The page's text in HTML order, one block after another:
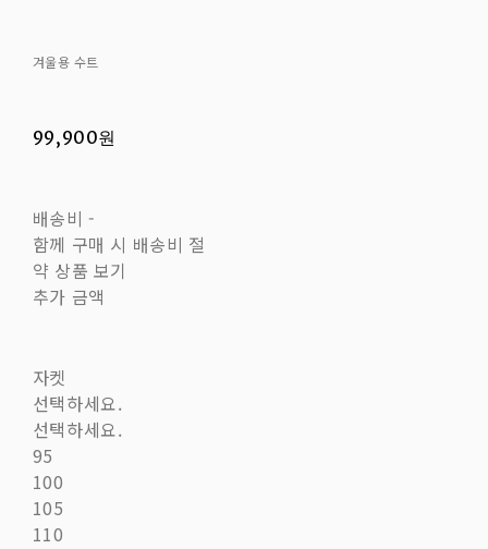
겨울용 수트
99,900원
배송비 -
함께 구매 시 배송비 절
약 상품 보기
추가 금액
자켓
선택하세요.
선택하세요.
95
100
105
110